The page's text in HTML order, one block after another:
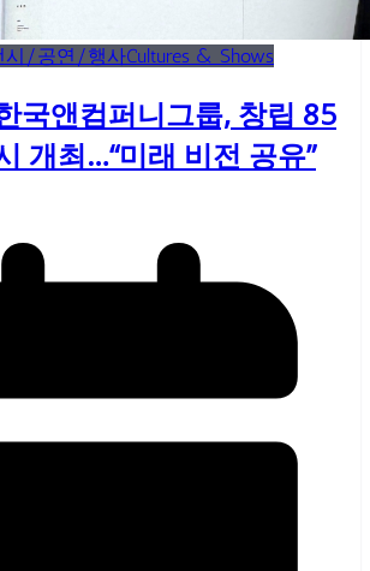
시/공연/행사Cultures & Shows
국앤컴퍼니그룹, 창립 85
개최…“미래 비전 공유”